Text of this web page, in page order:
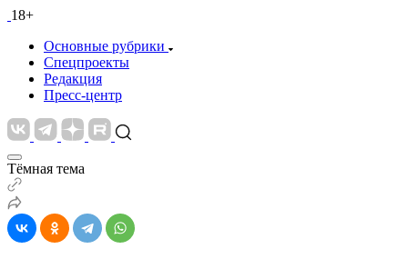
18+
Основные рубрики
Спецпроекты
Редакция
Пресс-центр
Тёмная тема